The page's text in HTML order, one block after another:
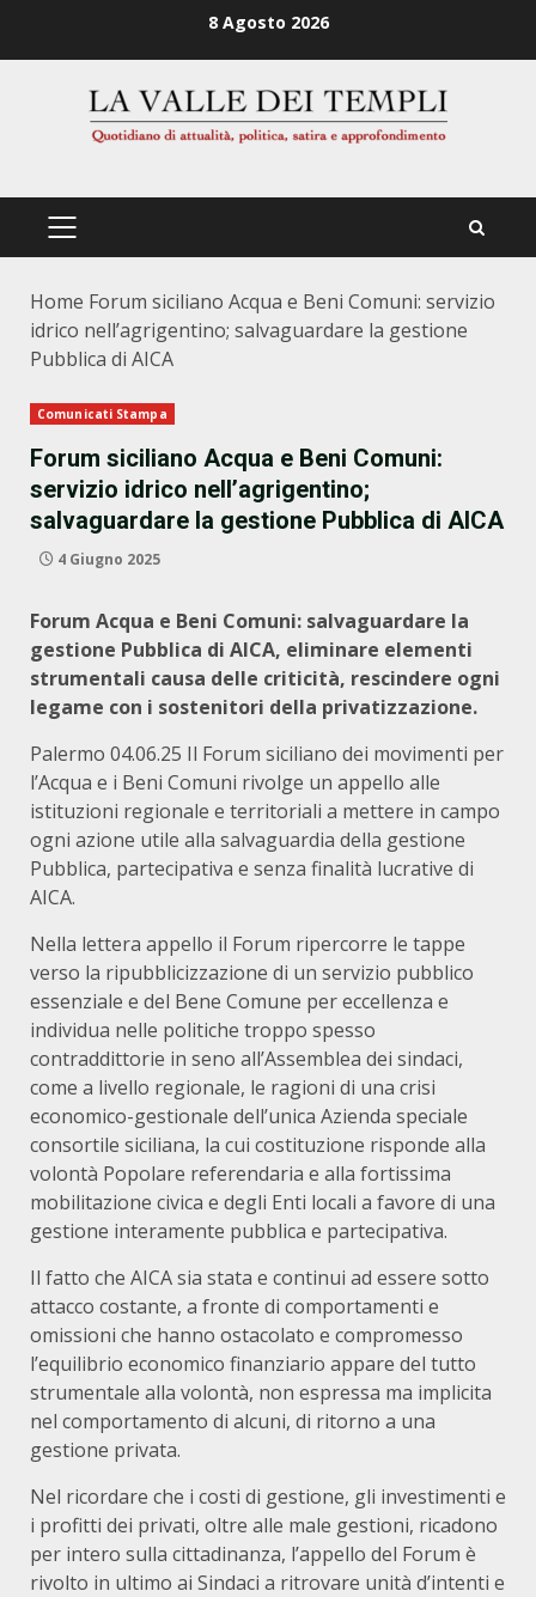
8 Agosto 2026
PRIMÄRES
Home Forum siciliano Acqua e Beni Comuni: servizio
idrico nell’agrigentino; salvaguardare la gestione
Pubblica di AICA
Comunicati Stampa
Forum siciliano Acqua e Beni Comuni:
servizio idrico nell’agrigentino;
salvaguardare la gestione Pubblica di AICA
4 Giugno 2025
Forum Acqua e Beni Comuni: salvaguardare la
gestione Pubblica di AICA, eliminare elementi
strumentali causa delle criticità, rescindere ogni
legame con i sostenitori della privatizzazione.
Palermo 04.06.25 Il Forum siciliano dei movimenti per
l’Acqua e i Beni Comuni rivolge un appello alle
istituzioni regionale e territoriali a mettere in campo
ogni azione utile alla salvaguardia della gestione
Pubblica, partecipativa e senza finalità lucrative di
AICA.
Nella lettera appello il Forum ripercorre le tappe
verso la ripubblicizzazione di un servizio pubblico
essenziale e del Bene Comune per eccellenza e
individua nelle politiche troppo spesso
contraddittorie in seno all’Assemblea dei sindaci,
come a livello regionale, le ragioni di una crisi
economico-gestionale dell’unica Azienda speciale
consortile siciliana, la cui costituzione risponde alla
volontà Popolare referendaria e alla fortissima
mobilitazione civica e degli Enti locali a favore di una
gestione interamente pubblica e partecipativa.
Il fatto che AICA sia stata e continui ad essere sotto
attacco costante, a fronte di comportamenti e
omissioni che hanno ostacolato e compromesso
l’equilibrio economico finanziario appare del tutto
strumentale alla volontà, non espressa ma implicita
nel comportamento di alcuni, di ritorno a una
gestione privata.
Nel ricordare che i costi di gestione, gli investimenti e
i profitti dei privati, oltre alle male gestioni, ricadono
per intero sulla cittadinanza, l’appello del Forum è
rivolto in ultimo ai Sindaci a ritrovare unità d’intenti e